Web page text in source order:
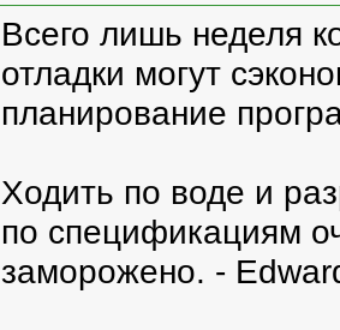
Всего лишь неделя
отладки могут
планирование
Ходить по воде и
по спецификациям
заморожено. -